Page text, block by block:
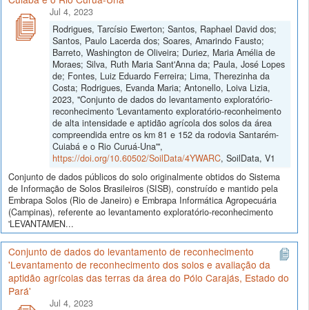
Jul 4, 2023
Rodrigues, Tarcísio Ewerton; Santos, Raphael David dos;
Santos, Paulo Lacerda dos; Soares, Amarindo Fausto;
Barreto, Washington de Oliveira; Duriez, Maria Amélia de
Moraes; Silva, Ruth Maria Sant'Anna da; Paula, José Lopes
de; Fontes, Luiz Eduardo Ferreira; Lima, Therezinha da
Costa; Rodrigues, Evanda Maria; Antonello, Loiva Lizia,
2023, "Conjunto de dados do levantamento exploratório-
reconhecimento 'Levantamento exploratório-reconheimento
de alta intensidade e aptidão agrícola dos solos da área
compreendida entre os km 81 e 152 da rodovia Santarém-
Cuiabá e o Rio Curuá-Una'",
https://doi.org/10.60502/SoilData/4YWARC, SoilData, V1
Conjunto de dados públicos do solo originalmente obtidos do Sistema
de Informação de Solos Brasileiros (SISB), construído e mantido pela
Embrapa Solos (Rio de Janeiro) e Embrapa Informática Agropecuária
(Campinas), referente ao levantamento exploratório-reconhecimento
'LEVANTAMEN...
Conjunto de dados do levantamento de reconhecimento
'Levantamento de reconhecimento dos solos e avaliação da
aptidão agrícolas das terras da área do Pólo Carajás, Estado do
Pará'
Jul 4, 2023